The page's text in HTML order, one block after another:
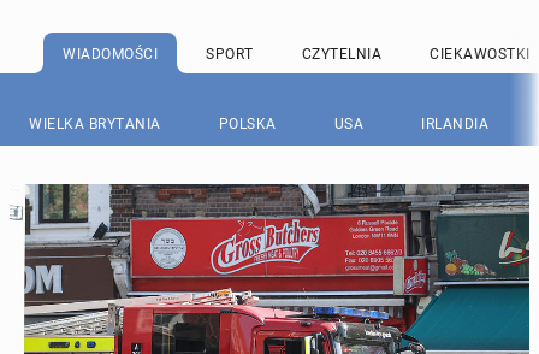
WIADOMOŚCI SPORT CZYTELNIA CIEKAWOSTKI
WIELKA BRYTANIA POLSKA USA IRLANDIA